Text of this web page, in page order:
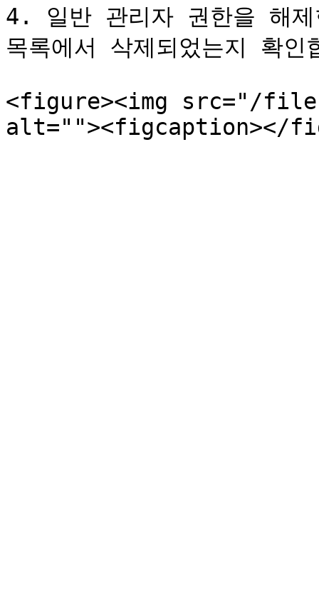
4. 일반 관리자 권한을 해
목록에서 삭제되었는지 확인
<figure><img src="/